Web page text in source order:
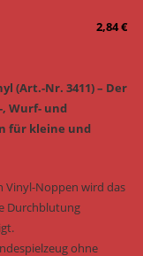
2,84€
(Art.-Nr. 3411) – Der
Wurf- und
für kleine und
Vinyl-Noppen wird das
Durchblutung
ohne